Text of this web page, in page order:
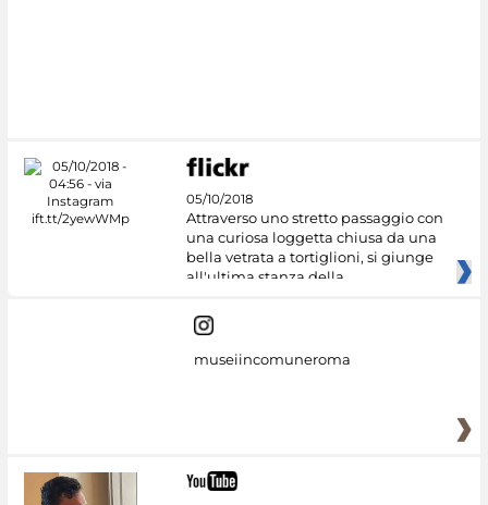
05/10/2018
Attraverso uno stretto passaggio con
una curiosa loggetta chiusa da una
bella vetrata a tortiglioni, si giunge
all'ultima stanza della
museiincomuneroma